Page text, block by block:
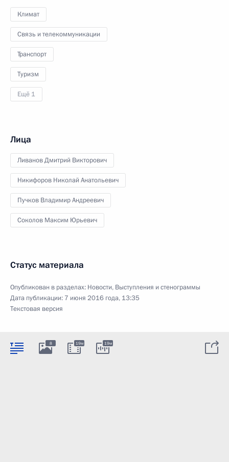
Климат
Связь и телекоммуникации
Транспорт
Туризм
Ещё 1
Лица
Ливанов Дмитрий Викторович
Никифоров Николай Анатольевич
Пучков Владимир Андреевич
Соколов Максим Юрьевич
Статус материала
Опубликован в разделах: Новости, Выступления и стенограммы
Дата публикации: 7 июня 2016 года, 13:35
Текстовая версия
8 19м 19м